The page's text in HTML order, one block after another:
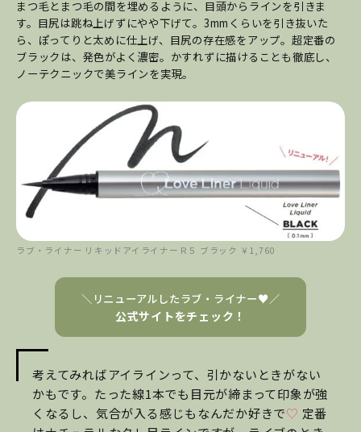
まつ毛とまつ毛の間を埋めるように、目頭からラインを引きま
す。目尻は跳ね上げずにやや下げて。3mmくらいを引き抜いた
ら、ぽってりと太めに仕上げ、目尻の存在感をアップ。超定番の
ブラックは、発色がよく濃密。かすれずに描けることも徹底し、
ノーテクニックで美ラインを実現。
ラブ・ライナー リキッドアイライナーＲ５ ブラック ￥1,760
＼リニューアルしたラブ・ライナー♥／
公式サイトをチェック！
考えてみればアイラインって、引かないときがない
かもです。たった線1本でも目元が締まって印象が強
くなるし、気合が入る感じもなんだか好きで♡ 定番